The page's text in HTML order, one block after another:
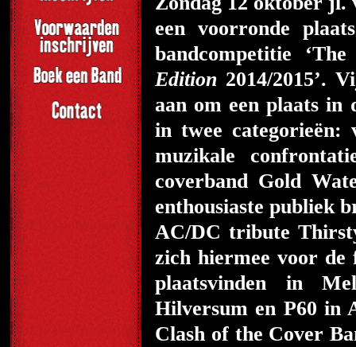
een voorronde
bandcompetitie
Edition 2014/2015’.
aan om een plaats in
in twee categorieën:
muzikale
coverband Gold
enthousiaste publiek
AC/DC tribute
zich hiermee voor de
plaatsvinden in
Hilversum en P60 in
Clash of the Cover